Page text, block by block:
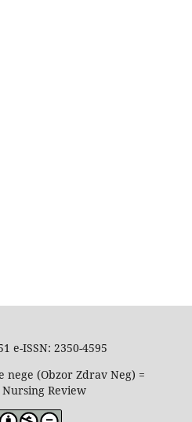
e-ISSN: 2350-4595
nege (Obzor Zdrav Neg) =
Review